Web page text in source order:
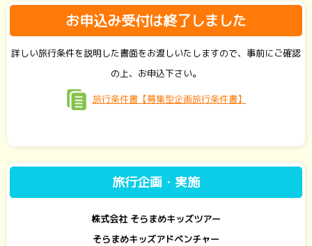
お申込み受付は終了しました
詳しい旅行条件を説明した書面をお渡しいたしますので、事前にご確認
の上、お申込下さい。
旅行条件書【募集型企画旅行条件書】
旅行企画・実施
株式会社 そらまめキッズツアー
そらまめキッズアドベンチャー